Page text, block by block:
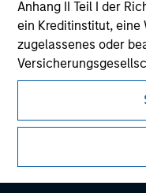
Anhang II Teil I der
ein Kreditinstitut, eine
zugelassenes oder
gemeinsame Anlagen
dessen
oder Waren-
Morgan Stanley
Morgan Stanley